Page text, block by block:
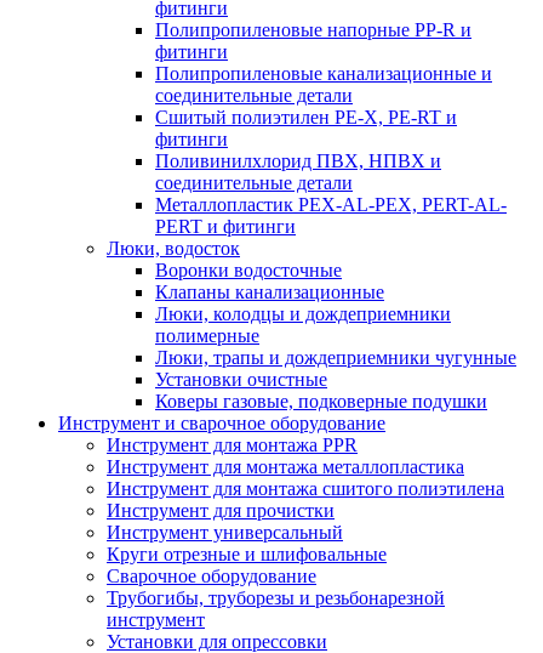
фитинги
Полипропиленовые напорные PP-R и
фитинги
Полипропиленовые канализационные и
соединительные детали
Сшитый полиэтилен PE-X, PE-RT и
фитинги
Поливинилхлорид ПВХ, НПВХ и
соединительные детали
Металлопластик PEX-AL-PEX, PERT-AL-
PERT и фитинги
Люки, водосток
Воронки водосточные
Клапаны канализационные
Люки, колодцы и дождеприемники
полимерные
Люки, трапы и дождеприемники чугунные
Установки очистные
Коверы газовые, подковерные подушки
Инструмент и сварочное оборудование
Инструмент для монтажа PPR
Инструмент для монтажа металлопластика
Инструмент для монтажа сшитого полиэтилена
Инструмент для прочистки
Инструмент универсальный
Круги отрезные и шлифовальные
Сварочное оборудование
Трубогибы, труборезы и резьбонарезной
инструмент
Установки для опрессовки